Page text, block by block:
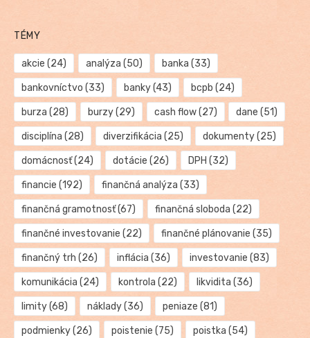
TÉMY
akcie (24) analýza (50) banka (33)
bankovníctvo (33) banky(43) bcpb (24)
burza (28) burzy(29) cash flow(27) dane (51)
disciplína (28) diverzifikácia (25) dokumenty(25)
domácnosť(24) dotácie (26) DPH (32)
financie (192) finančná analýza (33)
finančná gramotnosť(67) finančná sloboda (22)
finančné investovanie (22) finančné plánovanie (35)
finančný trh (26) inflácia (36) investovanie (83)
komunikácia (24) kontrola (22) likvidita (36)
limity(68) náklady(36) peniaze (81)
podmienky(26) poistenie (75) poistka (54)